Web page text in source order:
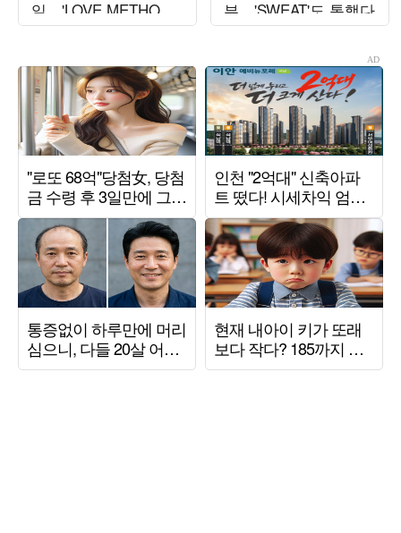
일…'LOVE METHOD'
발매
뷰…'SWEAT'도 통했다